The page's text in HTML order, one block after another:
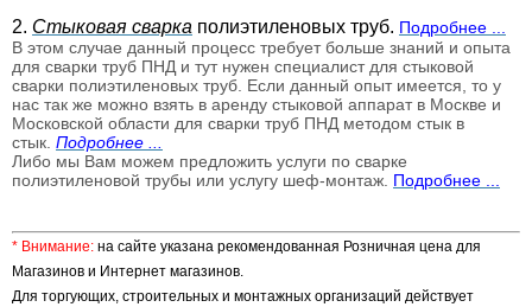
2. Стыковая сварка полиэтиленовых труб. Подробнее ...
В этом случае данный процесс требует больше знаний и опыта
для сварки труб ПНД и тут нужен специалист для стыковой
сварки полиэтиленовых труб. Если данный опыт имеется, то у
нас так же можно взять в аренду стыковой аппарат в Москве и
Московской области для сварки труб ПНД методом стык в
стык. Подробнее ...
Либо мы Вам можем предложить услуги по сварке
полиэтиленовой трубы или услугу шеф-монтаж. Подробнее ...
* Внимание: на сайте указана рекомендованная Розничная цена для
Магазинов и Интернет магазинов.
Для торгующих, строительных и монтажных организаций действует